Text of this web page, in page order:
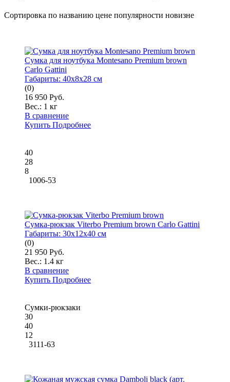
Сортировка по названию цене популярности новизне
Cумка для ноутбука Montesano Premium brown
Carlo Gattini
Габариты: 40x8x28 см
(0)
16 950 Руб.
Вес.: 1 кг
В сравнение
Купить Подробнее
40
28
8
1006-53
Cумка-рюкзак Viterbo Premium brown Carlo Gattini
Габариты: 30x12x40 см
(0)
21 950 Руб.
Вес.: 1.4 кг
В сравнение
Купить Подробнее
Сумки-рюкзаки
30
40
12
3111-63